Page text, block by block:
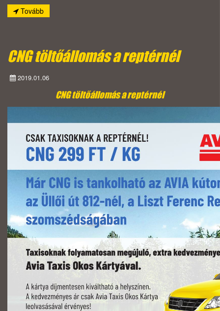
Tovább
CNG töltőállomás a reptérnél
2019.01.06
CNG töltőállomás a reptérnél